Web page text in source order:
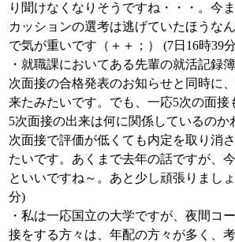
り聞けなくなりそうですね・・・。今
カッションの選考は逃げていたほうな
で気が重いです（＋＋；） (7日16時39
・就職課においてある先輩の就活記録
次面接の合格発表のお知らせと同時に
来たみたいです。でも、一応5次の面接
5次面接の出来は何に関係しているのか
次面接で評価が低くても内定を取り消
たいです。あくまで去年の話ですが、
といいですね～。あと少し頑張りまし
分)
・私は一応国立の大学ですが、夜間コ
接をする方々は、年配の方々が多く、